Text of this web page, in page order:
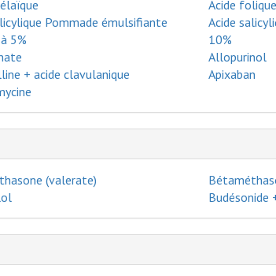
Acide folique
Pommade émulsifiante
5%
Acide
10%
Allopurinol
+ acide clavulanique Apixaban
(valerate)